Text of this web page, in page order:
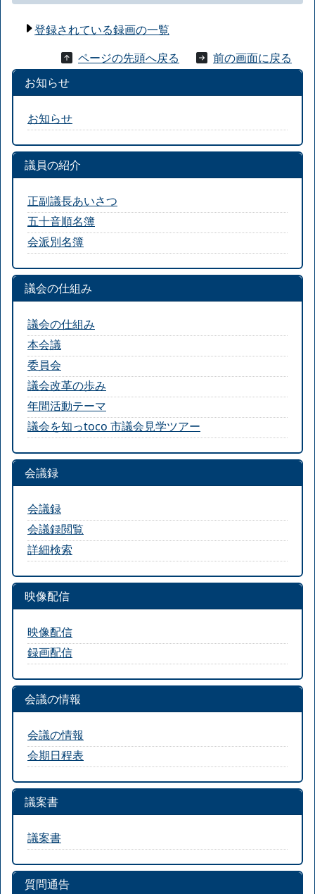
登録されている録画の一覧
ページの先頭へ戻る
前の画面に戻る
お知らせ
お知らせ
議員の紹介
正副議長あいさつ
五十音順名簿
会派別名簿
議会の仕組み
議会の仕組み
本会議
委員会
議会改革の歩み
年間活動テーマ
議会を知っtoco 市議会見学ツアー
会議録
会議録
会議録閲覧
詳細検索
映像配信
映像配信
録画配信
会議の情報
会議の情報
会期日程表
議案書
議案書
質問通告